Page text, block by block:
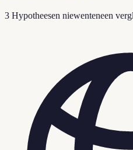
3 Hypotheesen niewenteneen